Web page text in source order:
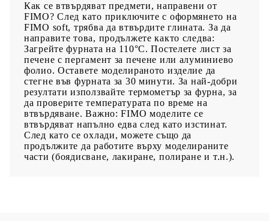
Как се втвърдяват предмети, направени от
FIMO? След като приключите с оформянето на
FIMO soft, трябва да втвърдите глината. За да
направите това, продължете както следва:
Загрейте фурната на 110°C. Постелете лист за
печене с пергамент за печене или алуминиево
фолио. Оставете моделираното изделие да
стегне във фурната за 30 минути. За най-добри
резултати използвайте термометър за фурна, за
да проверите температурата по време на
втвърдяване. Важно: FIMO моделите се
втвърдяват напълно едва след като изстинат.
След като се охлади, можете също да
продължите да работите върху моделираните
части (боядисване, лакиране, полиране и т.н.).